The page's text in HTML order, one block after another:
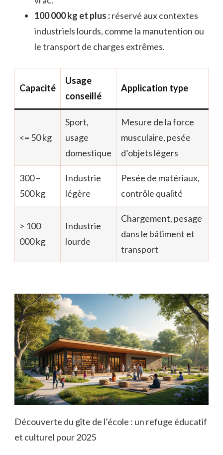
100 000 kg et plus :réservé aux contextes
industriels lourds, comme la manutention ou
le transport de charges extrêmes.
Capacité
Usage
conseillé
Application type
<= 50 kg
Sport,
usage
domestique
Mesure de la force
musculaire, pesée
d’objets légers
300 –
500 kg
Industrie
légère
Pesée de matériaux,
contrôle qualité
> 100
000 kg
Industrie
lourde
Chargement, pesage
dans le bâtiment et
transport
Découverte du gîte de l’école : un refuge éducatif
et culturel pour 2025